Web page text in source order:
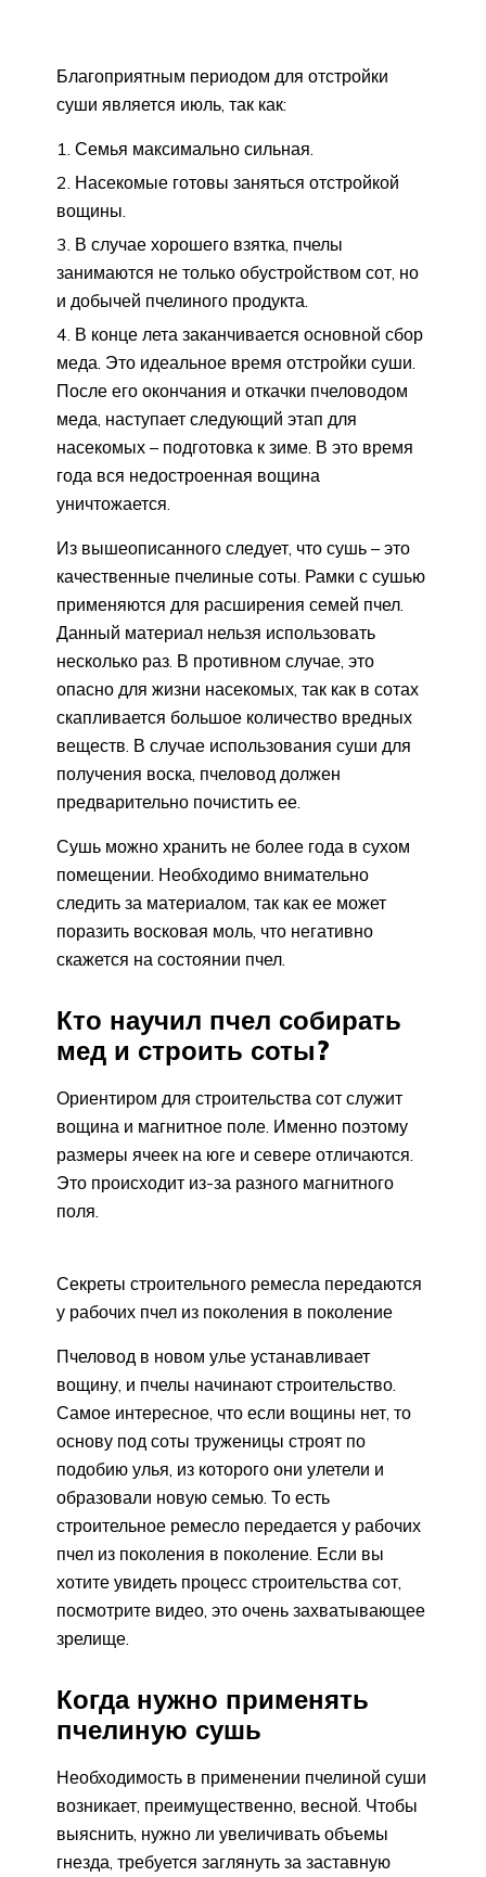
Благоприятным периодом для отстройки
суши является июль, так как:
Семья максимально сильная.
Насекомые готовы заняться отстройкой
вощины.
В случае хорошего взятка, пчелы
занимаются не только обустройством сот, но
и добычей пчелиного продукта.
В конце лета заканчивается основной сбор
меда. Это идеальное время отстройки суши.
После его окончания и откачки пчеловодом
меда, наступает следующий этап для
насекомых – подготовка к зиме. В это время
года вся недостроенная вощина
уничтожается.
Из вышеописанного следует, что сушь – это
качественные пчелиные соты. Рамки с сушью
применяются для расширения семей пчел.
Данный материал нельзя использовать
несколько раз. В противном случае, это
опасно для жизни насекомых, так как в сотах
скапливается большое количество вредных
веществ. В случае использования суши для
получения воска, пчеловод должен
предварительно почистить ее.
Сушь можно хранить не более года в сухом
помещении. Необходимо внимательно
следить за материалом, так как ее может
поразить восковая моль, что негативно
скажется на состоянии пчел.
Кто научил пчел собирать
мед и строить соты?
Ориентиром для строительства сот служит
вощина и магнитное поле. Именно поэтому
размеры ячеек на юге и севере отличаются.
Это происходит из-за разного магнитного
поля.
Секреты строительного ремесла передаются
у рабочих пчел из поколения в поколение
Пчеловод в новом улье устанавливает
вощину, и пчелы начинают строительство.
Самое интересное, что если вощины нет, то
основу под соты труженицы строят по
подобию улья, из которого они улетели и
образовали новую семью. То есть
строительное ремесло передается у рабочих
пчел из поколения в поколение. Если вы
хотите увидеть процесс строительства сот,
посмотрите видео, это очень захватывающее
зрелище.
Когда нужно применять
пчелиную сушь
Необходимость в применении пчелиной суши
возникает, преимущественно, весной. Чтобы
выяснить, нужно ли увеличивать объемы
гнезда, требуется заглянуть за заставную